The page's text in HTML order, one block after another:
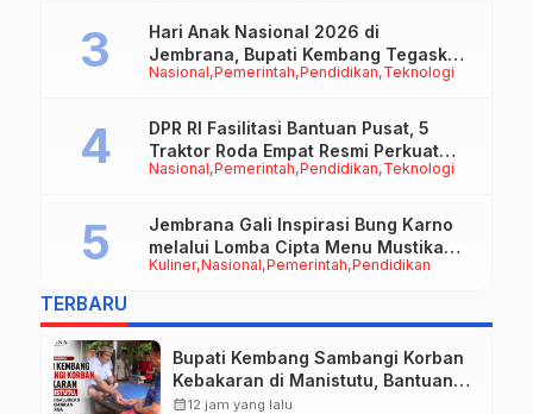
Nasional Pemerintah Pendidikan Teknologi
Hari Anak Nasional 2026 di
Jembrana, Bupati Kembang Tegaskan
Pentingnya Karakter dan Budaya di
Nasional Pemerintah Pendidikan Teknologi
DPR RI Fasilitasi Bantuan Pusat, 5
Traktor Roda Empat Resmi Perkuat
Mekanisasi Pertanian Jembrana
Kuliner Nasional Pemerintah Pendidikan
Jembrana Gali Inspirasi Bung Karno
melalui Lomba Cipta Menu Mustika
Rasa
TERBARU
Bupati Kembang Sambangi Korban
Kebakaran di Manistutu, Bantuan
Disalurkan untuk Ringankan Beban
calendar_month12 jam yang lalu